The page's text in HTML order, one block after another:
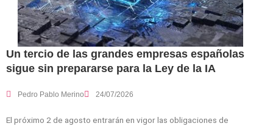
Un tercio de las grandes empresas españolas
sigue sin prepararse para la Ley de la IA
Pedro Pablo Merino 24/07/2026
El próximo 2 de agosto entrarán en vigor las obligaciones de